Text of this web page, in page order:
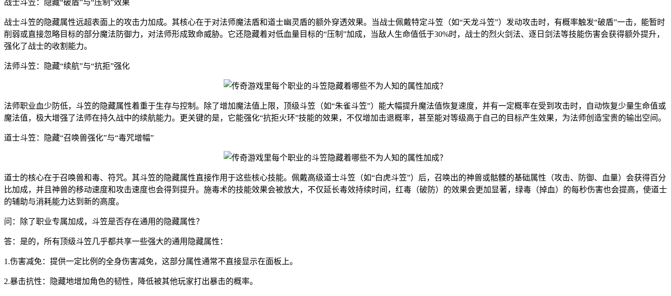
战士斗笠：隐藏“破盾”与“压制”效果
战士斗笠的隐藏属性远超表面上的攻击力加成。其核心在于对法师魔法盾和道士幽灵盾的额外穿透效果。当战士佩戴特定斗笠（如“天龙斗笠”）发动攻击时，有概率触发“破盾”一击，能暂时
削弱或直接忽略目标的部分魔法防御力，对法师形成致命威胁。它还隐藏着对低血量目标的“压制”加成，当敌人生命值低于30%时，战士的烈火剑法、逐日剑法等技能伤害会获得额外提升，
强化了战士的收割能力。
法师斗笠：隐藏“续航”与“抗拒”强化
法师职业血少防低，斗笠的隐藏属性着重于生存与控制。除了增加魔法值上限，顶级斗笠（如“朱雀斗笠”）能大幅提升魔法值恢复速度，并有一定概率在受到攻击时，自动恢复少量生命值或
魔法值，极大增强了法师在持久战中的续航能力。更关键的是，它能强化“抗拒火环”技能的效果，不仅增加击退概率，甚至能对等级高于自己的目标产生效果，为法师创造宝贵的输出空间。
道士斗笠：隐藏“召唤兽强化”与“毒咒增幅”
道士的核心在于召唤兽和毒、符咒。其斗笠的隐藏属性直接作用于这些核心技能。佩戴高级道士斗笠（如“白虎斗笠”）后，召唤出的神兽或骷髅的基础属性（攻击、防御、血量）会获得百分
比加成，并且神兽的移动速度和攻击速度也会得到提升。施毒术的技能效果会被放大，不仅延长毒效持续时间，红毒（破防）的效果会更加显著，绿毒（掉血）的每秒伤害也会提高，使道士
的辅助与消耗能力达到新的高度。
问：除了职业专属加成，斗笠是否存在通用的隐藏属性？
答：是的，所有顶级斗笠几乎都共享一些强大的通用隐藏属性：
1.伤害减免：提供一定比例的全身伤害减免，这部分属性通常不直接显示在面板上。
2.暴击抗性：隐藏地增加角色的韧性，降低被其他玩家打出暴击的概率。